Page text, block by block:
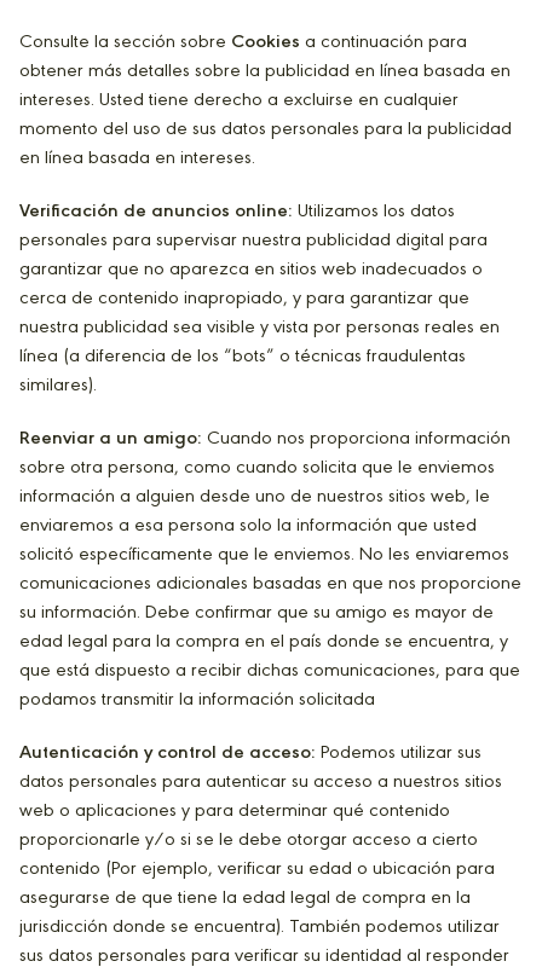
Consulte la sección sobre Cookies a continuación para
obtener más detalles sobre la publicidad en línea basada en
intereses. Usted tiene derecho a excluirse en cualquier
momento del uso de sus datos personales para la publicidad
en línea basada en intereses.
Verificación de anuncios online: Utilizamos los datos
personales para supervisar nuestra publicidad digital para
garantizar que no aparezca en sitios web inadecuados o
cerca de contenido inapropiado, y para garantizar que
nuestra publicidad sea visible y vista por personas reales en
línea (a diferencia de los “bots” o técnicas fraudulentas
similares).
Reenviar a un amigo: Cuando nos proporciona información
sobre otra persona, como cuando solicita que le enviemos
información a alguien desde uno de nuestros sitios web, le
enviaremos a esa persona solo la información que usted
solicitó específicamente que le enviemos. No les enviaremos
comunicaciones adicionales basadas en que nos proporcione
su información. Debe confirmar que su amigo es mayor de
edad legal para la compra en el país donde se encuentra, y
que está dispuesto a recibir dichas comunicaciones, para que
podamos transmitir la información solicitada
Autenticación y control de acceso: Podemos utilizar sus
datos personales para autenticar su acceso a nuestros sitios
web o aplicaciones y para determinar qué contenido
proporcionarle y/o si se le debe otorgar acceso a cierto
contenido (Por ejemplo, verificar su edad o ubicación para
asegurarse de que tiene la edad legal de compra en la
jurisdicción donde se encuentra). También podemos utilizar
sus datos personales para verificar su identidad al responder